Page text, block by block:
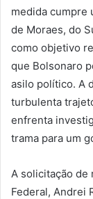
medida cumpre
de Moraes, do
como objetivo
que Bolsonaro
asilo político. A
turbulenta
enfrenta
trama para um
A solicitação
Federal, Andrei